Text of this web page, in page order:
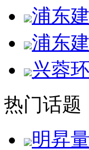
浦东
浦东
兴蓉
热门话题
明昇